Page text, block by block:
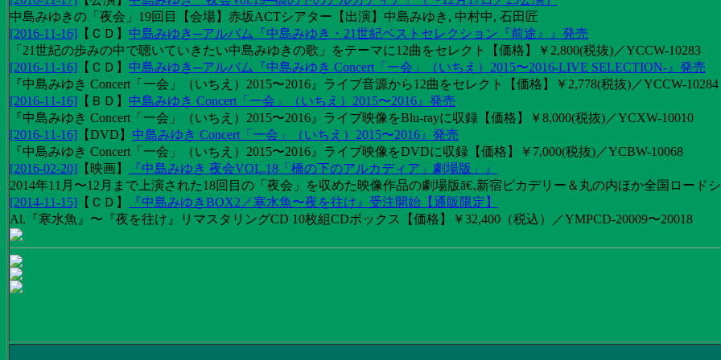
中島みゆきの「夜会」19回目【会場】赤坂ACTシアター【出演】中島みゆき, 中村中, 石田匠
[2016-11-16] 【 ＣＤ 】 中島みゆき─アルバム『中島みゆき・21世紀ベストセレクション『前途』』発売
「21世紀の歩みの中で聴いていきたい中島みゆきの歌」をテーマに12曲をセレクト【価格】￥2,800(税抜)／YCCW-10283
[2016-11-16] 【 ＣＤ 】 中島みゆき─アルバム『中島みゆき Concert「一会」（いちえ）2015〜2016-LIVE SELECTION-』発売
『中島みゆき Concert「一会」（いちえ）2015〜2016』ライブ音源から12曲をセレクト【価格】￥2,778(税抜)／YCCW-10284
[2016-11-16] 【 ＢＤ 】 中島みゆき Concert「一会」（いちえ）2015〜2016』発売
『中島みゆき Concert「一会」（いちえ）2015〜2016』ライブ映像をBlu-rayに収録【価格】￥8,000(税抜)／YCXW-10010
[2016-11-16] 【DVD 】 中島みゆき Concert「一会」（いちえ）2015〜2016』発売
『中島みゆき Concert「一会」（いちえ）2015〜2016』ライブ映像をDVDに収録【価格】￥7,000(税抜)／YCBW-10068
[2016-02-20] 【 映画】
『中島みゆき 夜会VOL.18「橋の下のアルカディア」劇場版」』
2014年11月〜12月まで上演された18回目の「夜会」を収めた映像作品の劇場版ã€‚新宿ピカデリー＆丸の内ほか全国ロード
[2014-11-15] 【 ＣＤ 】
『中島みゆきBOX2／寒水魚〜夜を往け』受注開始【通販限定】
Al.『寒水魚』〜『夜を往け』リマスタリングCD 10枚組CDボックス【価格】￥32,400（税込）／YMPCD-20009〜20018